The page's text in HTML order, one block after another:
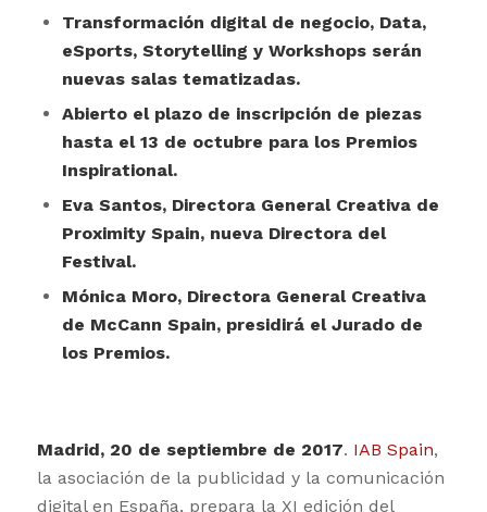
Transformación digital de negocio, Data,
eSports, Storytelling y Workshops serán
nuevas salas tematizadas.
Abierto el plazo de inscripción de piezas
hasta el 13 de octubre para los Premios
Inspirational.
Eva Santos, Directora General Creativa de
Proximity Spain, nueva Directora del
Festival.
Mónica Moro, Directora General Creativa
de McCann Spain, presidirá el Jurado de
los Premios.
Madrid, 20 de septiembre de 2017. IAB Spain,
la asociación de la publicidad y la comunicación
digital en España, prepara la XI edición del